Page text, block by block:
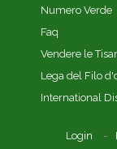
Numero Verde
Faq
Vendere le
Lega del Filo
International
Login